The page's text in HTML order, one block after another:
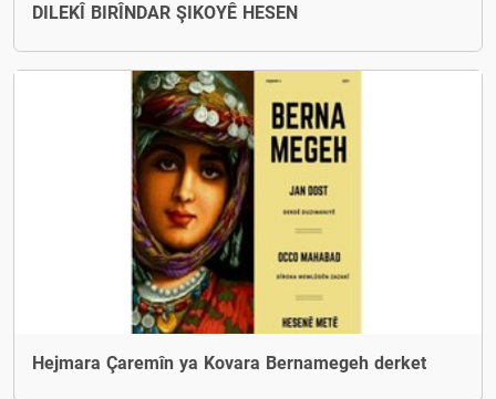
DILEKÎ BIRÎNDAR ŞIKOYÊ HESEN
Hejmara Çaremîn ya Kovara Bernamegeh derket